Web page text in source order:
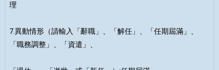
理
7.異動情形（請輸入「辭職」、「解任」、「任期屆滿」、
「職務調整」、「資遣」、